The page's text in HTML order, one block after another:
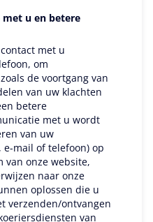
u en betere
met u
om
de voortgang van
van uw klachten
betere
met u wordt
van uw
e-mail of telefoon) op
van onze website,
naar onze
oplossen die u
verzenden/ontvangen
van